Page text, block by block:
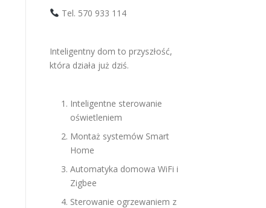
Tel. 570 933 114
Inteligentny dom to przyszłość,
która działa już dziś.
Inteligentne sterowanie
oświetleniem
Montaż systemów Smart
Home
Automatyka domowa WiFi i
Zigbee
Sterowanie ogrzewaniem z